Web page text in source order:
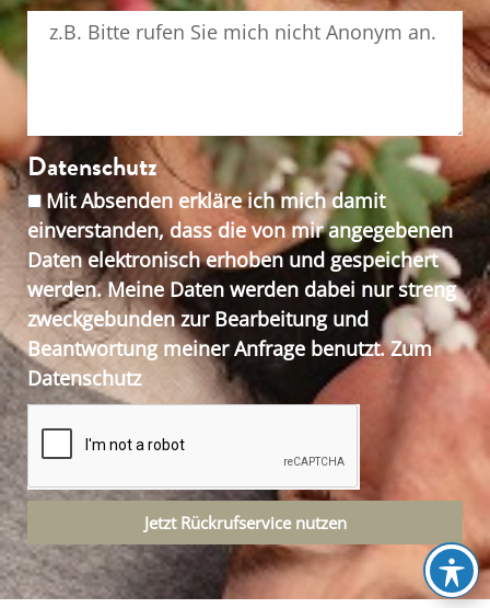
Datenschutz
Mit Absenden erkläre ich mich damit
einverstanden, dass die von mir angegebenen
Daten elektronisch erhoben und gespeichert
werden. Meine Daten werden dabei nur streng
zweckgebunden zur Bearbeitung und
Beantwortung meiner Anfrage benutzt. Zum
Datenschutz
Jetzt Rückrufservice nutzen